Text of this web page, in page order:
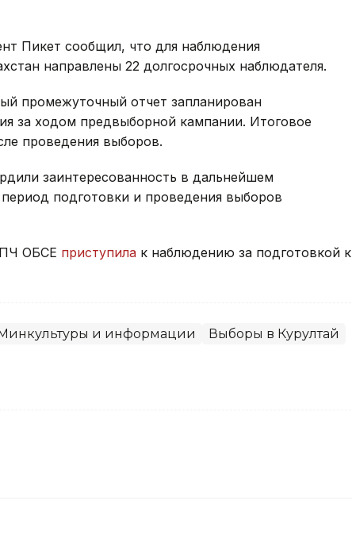
Пикет сообщил, что для наблюдения
направлены 22 долгосрочных наблюдателя.
промежуточный отчет запланирован
за ходом предвыборной кампании. Итоговое
проведения выборов.
заинтересованность в дальнейшем
подготовки и проведения выборов
ОБСЕ приступила к наблюдению за подготовкой к
и информации Выборы в Курултай